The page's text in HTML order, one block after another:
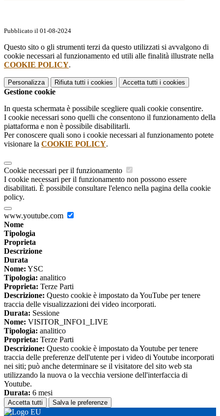
Pubblicato il 01-08-2024
Questo sito o gli strumenti terzi da questo utilizzati si avvalgono di
cookie necessari al funzionamento ed utili alle finalità illustrate nella
COOKIE POLICY.
Personalizza Rifiuta tutti i cookies Accetta tutti i cookies
Gestione cookie
In questa schermata è possibile scegliere quali cookie consentire.
I cookie necessari sono quelli che consentono il funzionamento della
piattaforma e non è possibile disabilitarli.
Per conoscere quali sono i cookie necessari al funzionamento potete
visionare la COOKIE POLICY.
Cookie necessari per il funzionamento
I cookie necessari per il funzionamento non possono essere
disabilitati. È possibile consultare l'elenco nella pagina della cookie
policy.
www.youtube.com
Nome
Tipologia
Proprieta
Descrizione
Durata
Nome: YSC
Tipologia: analitico
Proprieta: Terze Parti
Descrizione: Questo cookie è impostato da YouTube per tenere
traccia delle visualizzazioni dei video incorporati.
Durata: Sessione
Nome: VISITOR_INFO1_LIVE
Tipologia: analitico
Proprieta: Terze Parti
Descrizione: Questo cookie è impostato da Youtube per tenere
traccia delle preferenze dell'utente per i video di Youtube incorporati
nei siti; può anche determinare se il visitatore del sito web sta
utilizzando la nuova o la vecchia versione dell'interfaccia di
Youtube.
Durata: 6 mesi
Accetta tutti Salva le preferenze